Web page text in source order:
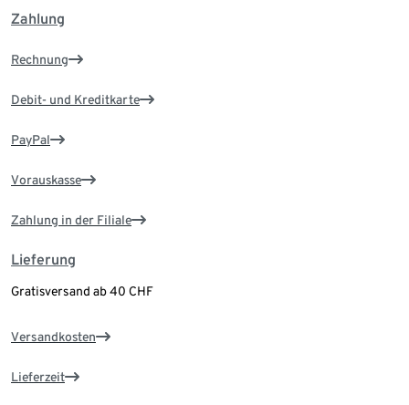
Zahlung
Rechnung
Debit- und Kreditkarte
PayPal
Vorauskasse
Zahlung in der Filiale
Lieferung
Gratisversand ab 40 CHF
Versandkosten
Lieferzeit